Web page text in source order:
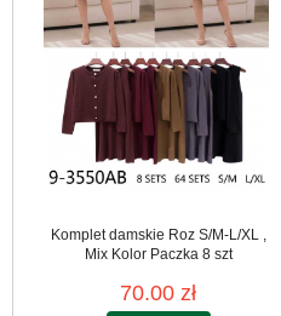
Komplet damskie Roz S/M-L/XL ,
Mix Kolor Paczka 8 szt
70.00 zł